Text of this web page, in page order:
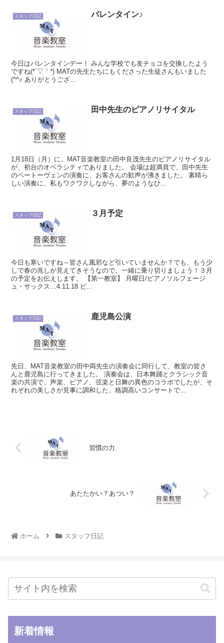
スタッフ日記 バレンタイン♪
今日はバレンタインデー！ みんな学校でも友チョコを交換したよう
ですね(*´▽｀*) MATの先生たちにもくださった生徒さんもいました
(^^♪ ありがとうござ...
スタッフ日記 田中先生のピアノリサイタル
1月18日（月）に、MAT音楽教室の田中良茂先生のピアノリサイタル
が、初台のオペラシティでありました。 会場は超満員で、田中先生
のベートーヴェンの演奏に、お客さんの歓声が沸きました。 素晴ら
しい演奏に、私もワクワクしながら、夢のようなひ...
スタッフ日記 ３月予定
今日も寒いですね～皆さん風邪など引いていませんか？でも、もう少
しで春の兆しが見えてきそうなので、一緒に乗り切りましょう！３月
の予定をお伝えします。 【第一教室】 月曜日/ピアノソルフェージ
ュ・サックス…4.11.18 ピ...
スタッフ日記 鹿児島公演
先日、MAT音楽教室の田中両先生の演奏会に同行して、教室の皆さ
んと鹿児島に行ってきました。 演奏会は、日本舞踊とクラシック音
楽の共演で、声楽、ピアノ、弦楽と日舞の異色のコラボでしたが、そ
れぞれの美しさが見事に調和した、格調高いコンサートで...
習慣の力
あたたかい？あつい？
ホーム スタッフ日記
新着情報